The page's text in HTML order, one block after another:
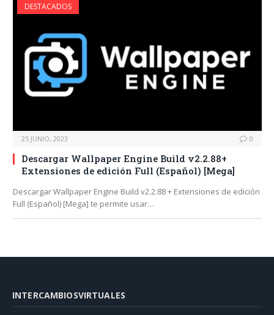
DESTACADOS
25 JUNIO, 2023 0
Descargar Wallpaper Engine Build v2.2.88+
Extensiones de edición Full (Español) [Mega]
Descargar Wallpaper Engine Build v2.2.88 + Extensiones de edición
Full (Español) [Mega] te permite usar…
INTERCAMBIOSVIRTUALES